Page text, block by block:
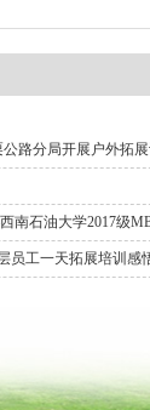
路分局开展户外拓
南石油大学2017级
员工一天拓展培训感